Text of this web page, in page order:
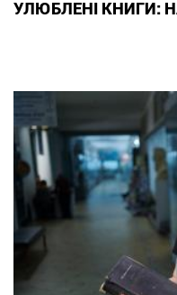
УЛЮБЛЕНІ КНИГИ: